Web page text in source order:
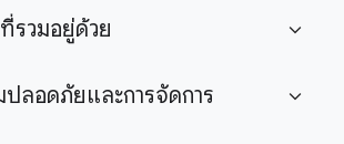
รวมอยู่ด้วย expand_more
ปลอดภัยและการจัดการ expand_more